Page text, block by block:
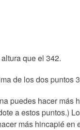
que el 342.
de los dos puntos
puedes hacer más
a estos puntos.)
más hincapié en